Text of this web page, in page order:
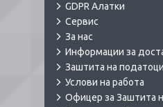
GDPR Алатки
Сервис
За нас
Информации за
Заштита на податоци
Услови на работа
Офицер за Заштита